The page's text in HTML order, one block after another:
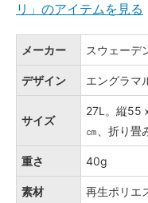
リ」のアイテムを見る
メーカー スウェーデ
デザイン エングラマ
サイズ
27L。縦55
㎝、折り畳
重さ 40g
素材 再生ポリエ